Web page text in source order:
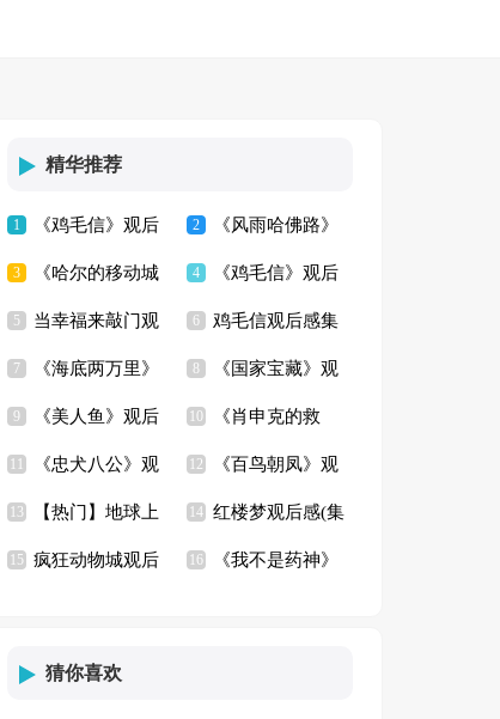
精华推荐
1 《鸡毛信》观后
感(合集15篇)
2 《风雨哈佛路》
观后感7篇
3 《哈尔的移动城
堡》观后感
4 《鸡毛信》观后
感精选15篇
5 当幸福来敲门观
后感【热】
6 鸡毛信观后感集
锦15篇
7 《海底两万里》
观后感
8 《国家宝藏》观
后感12篇
9 《美人鱼》观后
感
10 《肖申克的救
赎》观后感通用15篇
《忠犬八公》观
后感(汇编15篇)
12 《百鸟朝凤》观
后感15篇
13 【热门】地球上
的星星观后感
14 红楼梦观后感(集
锦11篇)
15 疯狂动物城观后 16 《我不是药神》
猜你喜欢